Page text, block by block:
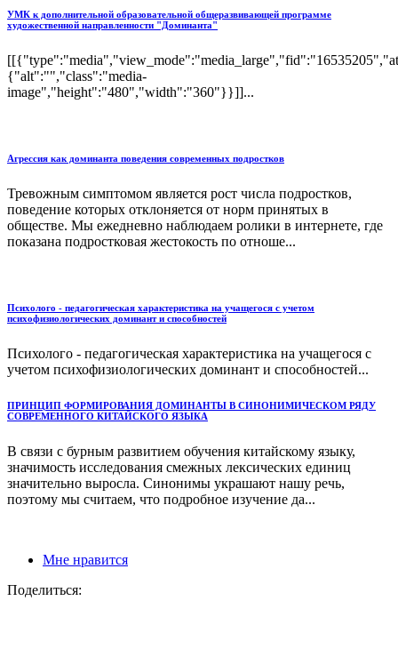
УМК к дополнительной образовательной общеразвивающей программе
художественной направленности "Доминанта"
{"alt":"","class":"media-
image","height":"480","width":"360"}}]]...
Агрессия как доминанта поведения современных подростков
Тревожным симптомом является рост числа подростков,
поведение которых отклоняется от норм принятых в
обществе. Мы ежедневно наблюдаем ролики в интернете, где
показана подростковая жестокость по отноше...
Психолого - педагогическая характеристика на учащегося с учетом
психофизиологических доминант и способностей
Психолого - педагогическая характеристика на учащегося с
учетом психофизиологических доминант и способностей...
ПРИНЦИП ФОРМИРОВАНИЯ ДОМИНАНТЫ В СИНОНИМИЧЕСКОМ РЯДУ
СОВРЕМЕННОГО КИТАЙСКОГО ЯЗЫКА
В связи с бурным развитием обучения китайскому языку,
значимость исследования смежных лексических единиц
значительно выросла. Синонимы украшают нашу речь,
поэтому мы считаем, что подробное изучение да...
Мне нравится
Поделиться: